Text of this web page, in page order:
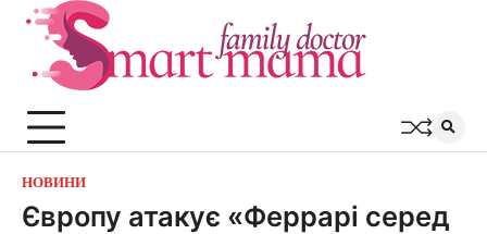
Перейти
НОВИНИ
Європу атакує «Феррарі серед